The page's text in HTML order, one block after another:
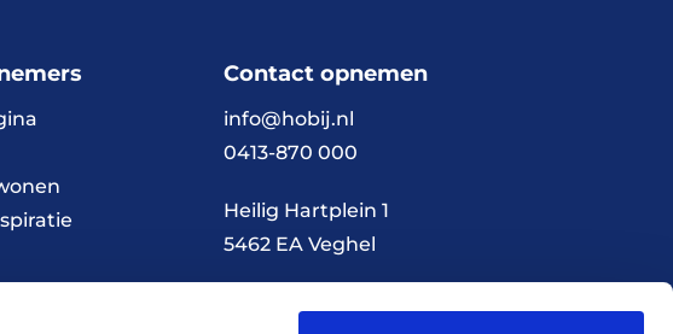
Contact opnemen
info@hobij.nl
0413-870 000
Heilig Hartplein 1
5462 EA Veghel